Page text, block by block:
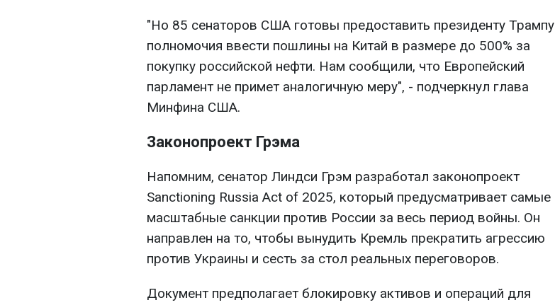
"Но 85 сенаторов США готовы предоставить президенту Трампу
полномочия ввести пошлины на Китай в размере до 500% за
покупку российской нефти. Нам сообщили, что Европейский
парламент не примет аналогичную меру", - подчеркнул глава
Минфина США.
Законопроект Грэма
Напомним, сенатор Линдси Грэм разработал законопроект
Sanctioning Russia Act of 2025, который предусматривает самые
масштабные санкции против России за весь период войны. Он
направлен на то, чтобы вынудить Кремль прекратить агрессию
против Украины и сесть за стол реальных переговоров.
Документ предполагает блокировку активов и операций для